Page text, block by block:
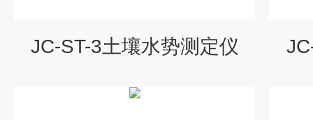
JC-ST-3土壤水势测定仪